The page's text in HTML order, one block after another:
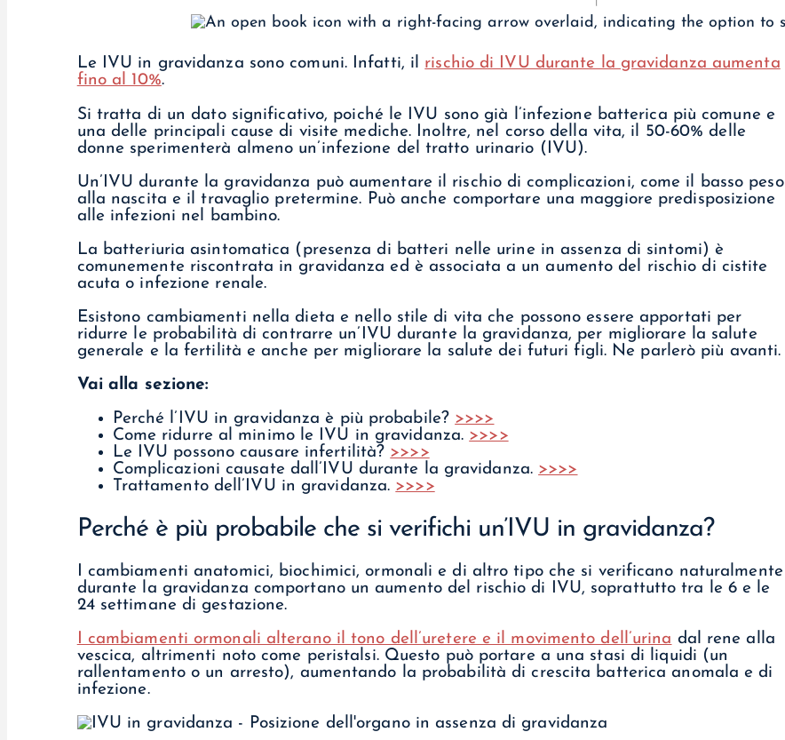
Le IVU in gravidanza sono comuni. Infatti, il rischio di IVU durante la gravidanza aumenta
fino al 10%.
Si tratta di un dato significativo, poiché le IVU sono già l’infezione batterica più comune e
una delle principali cause di visite mediche. Inoltre, nel corso della vita, il 50-60% delle
donne sperimenterà almeno un’infezione del tratto urinario (IVU).
Un’IVU durante la gravidanza può aumentare il rischio di complicazioni, come il basso peso
alla nascita e il travaglio pretermine. Può anche comportare una maggiore predisposizione
alle infezioni nel bambino.
La batteriuria asintomatica (presenza di batteri nelle urine in assenza di sintomi) è
comunemente riscontrata in gravidanza ed è associata a un aumento del rischio di cistite
acuta o infezione renale.
Esistono cambiamenti nella dieta e nello stile di vita che possono essere apportati per
ridurre le probabilità di contrarre un’IVU durante la gravidanza, per migliorare la salute
generale e la fertilità e anche per migliorare la salute dei futuri figli. Ne parlerò più avanti.
Vai alla sezione:
Perché l’IVU in gravidanza è più probabile? >>>>
Come ridurre al minimo le IVU in gravidanza. >>>>
Le IVU possono causare infertilità? >>>>
Complicazioni causate dall’IVU durante la gravidanza. >>>>
Trattamento dell’IVU in gravidanza. >>>>
Perché è più probabile che si verifichi un’IVU in gravidanza?
I cambiamenti anatomici, biochimici, ormonali e di altro tipo che si verificano naturalmente
durante la gravidanza comportano un aumento del rischio di IVU, soprattutto tra le 6 e le
24 settimane di gestazione.
I cambiamenti ormonali alterano il tono dell’uretere e il movimento dell’urina dal rene alla
vescica, altrimenti noto come peristalsi. Questo può portare a una stasi di liquidi (un
rallentamento o un arresto), aumentando la probabilità di crescita batterica anomala e di
infezione.